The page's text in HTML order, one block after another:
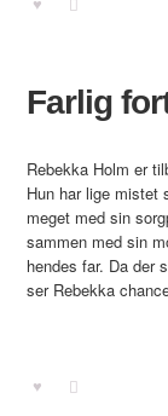
Farlig
Rebekka Holm er
Hun har lige mistet
meget med sin
sammen med sin
hendes far. Da der
ser Rebekka